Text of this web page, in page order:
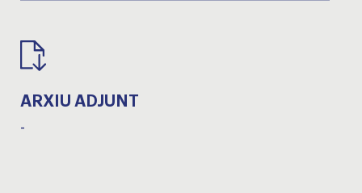
ARXIU ADJUNT
-